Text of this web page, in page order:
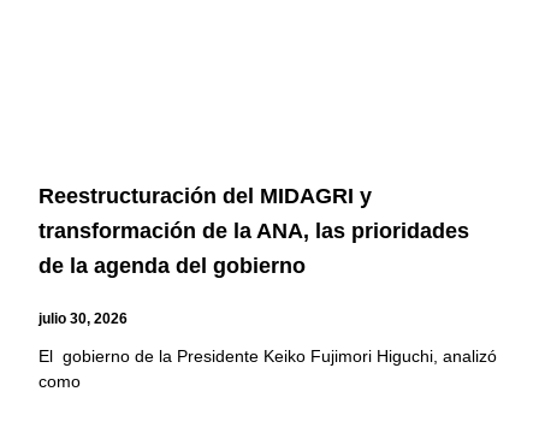
Reestructuración del MIDAGRI y
transformación de la ANA, las prioridades
de la agenda del gobierno
julio 30, 2026
El gobierno de la Presidente Keiko Fujimori Higuchi, analizó
como